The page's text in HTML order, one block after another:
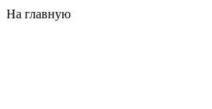
На главную